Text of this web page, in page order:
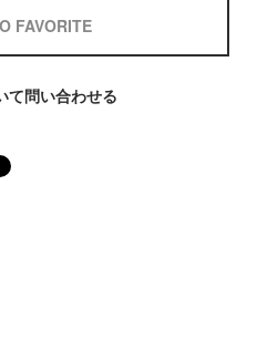
FAVORITE
て問い合わせる